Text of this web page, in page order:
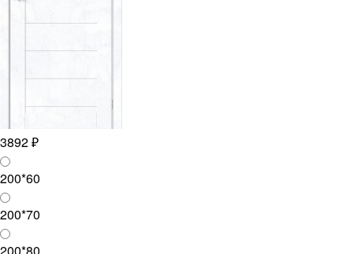
3892 ₽
200*60
200*70